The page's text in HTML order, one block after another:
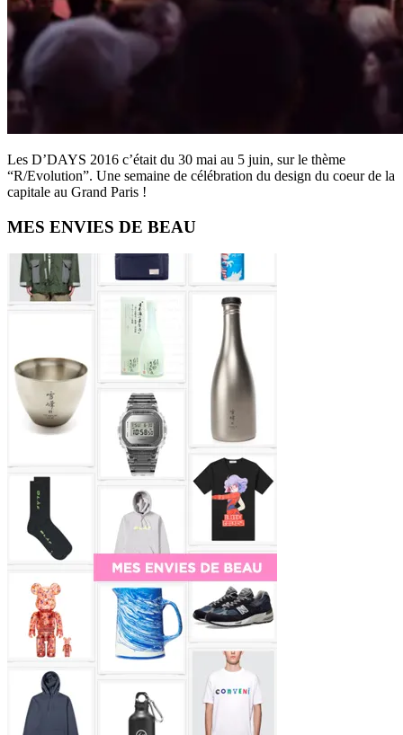
Les D’DAYS 2016 c’était du 30 mai au 5 juin, sur le thème
“R/Evolution”. Une semaine de célébration du design du coeur de la
capitale au Grand Paris !
Primary
Sidebar
MES ENVIES DE BEAU